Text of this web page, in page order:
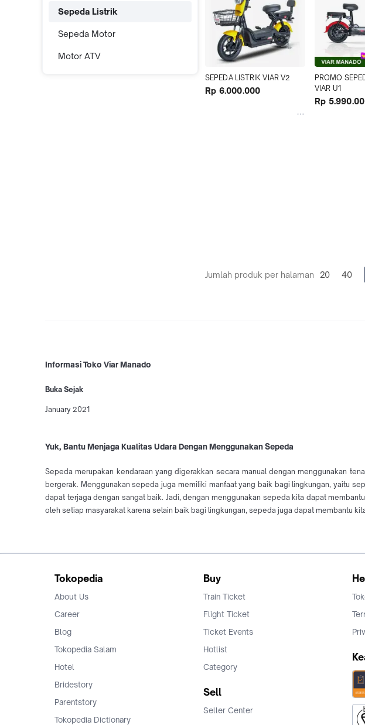
Sepeda Listrik
Sepeda Motor
Motor ATV
SEPEDA LISTRIK VIAR V2
Rp 6.000.000
PROMO
VIAR U1
Rp
Jumlah produk per halaman 20 40
Informasi Toko Viar Manado
Buka Sejak
January 2021
Yuk, Bantu Menjaga Kualitas Udara Dengan Menggunakan Sepeda
Sepeda merupakan kendaraan yang digerakkan secara manual dengan menggunakan
bergerak. Menggunakan sepeda juga memiliki manfaat yang baik bagi lingkungan, yaitu
dapat terjaga dengan sangat baik. Jadi, dengan menggunakan sepeda kita dapat
oleh setiap masyarakat karena selain baik bagi lingkungan, sepeda juga dapat membantu
Tokopedia
About Us
Career
Blog
Tokopedia Salam
Hotel
Bridestory
Parentstory
Tokopedia Dictionary
Buy
Train Ticket
Flight Ticket
Ticket Events
Hotlist
Category
Sell
Seller Center